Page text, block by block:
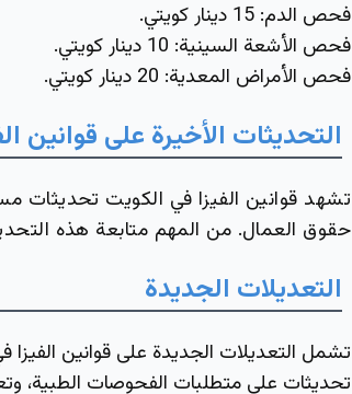
فحص الدم: 15 دينار كويتي.
فحص الأشعة السينية: 10 دينار كويتي.
فحص الأمراض المعدية: 20 دينار كويتي.
التحديثات الأخيرة على قوانين
تشهد قوانين الفيزا في الكويت
حقوق العمال. من المهم متابعة هذه
التعديلات الجديدة
تشمل التعديلات الجديدة على قوانين الفيزا
تحديثات على متطلبات الفحوصات الطبية،